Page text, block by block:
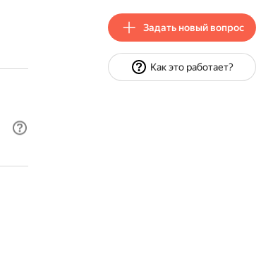
Задать новый вопрос
Как это работает?